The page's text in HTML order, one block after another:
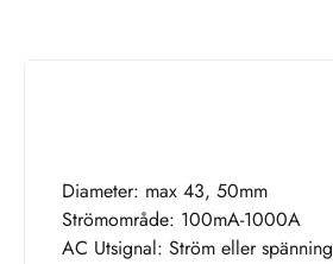
Diameter: max 43, 50mm
Strömområde: 100mA-1000A
AC Utsignal: Ström eller spänning